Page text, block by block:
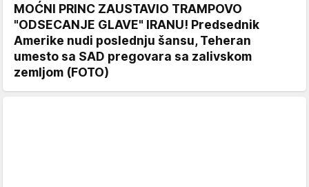
MOĆNI PRINC ZAUSTAVIO TRAMPOVO
"ODSECANJE GLAVE" IRANU! Predsednik
Amerike nudi poslednju šansu, Teheran
umesto sa SAD pregovara sa zalivskom
zemljom (FOTO)